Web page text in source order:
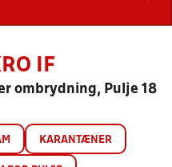
IF
ombrydning, Pulje 18
KARANTÆNER